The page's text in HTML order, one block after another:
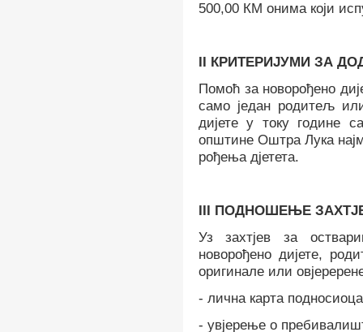
500,00 КМ онима који
II КРИТЕРИЈУМИ ЗА
Помоћ за новорођено
само један родитељ
дијете у току године
општине Оштра Лука
рођења дјетета.
III ПОДНОШЕЊЕ
Уз захтјев за
новорођено дијете,
оригинале или
- лична карта подносиоца
- увјерење о